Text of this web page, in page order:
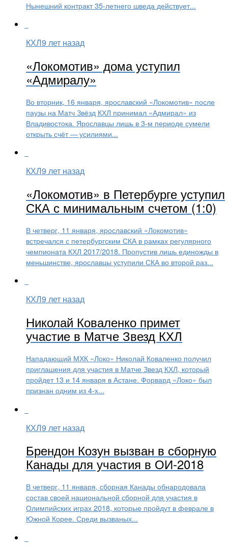
Нынешний контракт 35-летнего шведа действует...
КХЛ9 лет назад
«Локомотив» дома уступил
«Адмиралу»
Во вторник, 16 января, ярославский «Локомотив» после
паузы на Матч Звёзд КХЛ принимал «Адмирал» из
Владивостока. Ярославцы лишь в 3-м периоде сумели
открыть счёт — усилиями...
КХЛ9 лет назад
«Локомотив» в Петербурге уступил
СКА с минимальным счетом (1:0)
В четверг, 11 января, ярославский «Локомотив»
встречался с петербургским СКА в рамках регулярного
чемпионата КХЛ 2017/2018. Пропустив лишь единожды в
меньшинстве, ярославцы уступили СКА во второй раз...
КХЛ9 лет назад
Николай Коваленко примет
участие в Матче Звезд КХЛ
Нападающий МХК «Локо» Николай Коваленко получил
приглашения для участия в Матче Звезд КХЛ, который
пройдет 13 и 14 января в Астане. Форвард «Локо» был
признан одним из 4-х...
КХЛ9 лет назад
Брендон Козун вызван в сборную
Канады для участия в ОИ-2018
В четверг, 11 января, сборная Канады обнародовала
состав своей национальной сборной для участия в
Олимпийских играх 2018, которые пройдут в феврале в
Южной Корее. Среди вызваных...